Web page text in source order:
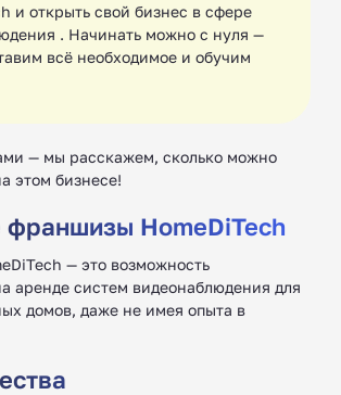
и открыть свой бизнес в сфере
. Начинать можно с нуля —
всё необходимое и обучим
— мы расскажем, сколько можно
этом бизнесе!
франшизы HomeDiTech
— это возможность
аренде систем видеонаблюдения для
домов, даже не имея опыта в